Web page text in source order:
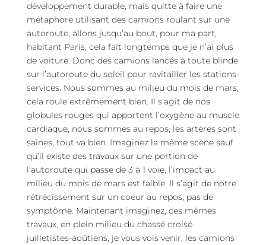
développement durable, mais quitte à faire une
métaphore utilisant des camions roulant sur une
autoroute, allons jusqu’au bout, pour ma part,
habitant Paris, cela fait longtemps que je n’ai plus
de voiture. Donc des camions lancés à toute blinde
sur l’autoroute du soleil pour ravitailler les stations-
services. Nous sommes au milieu du mois de mars,
cela roule extrêmement bien. Il s’agit de nos
globules rouges qui apportent l’oxygène au muscle
cardiaque, nous sommes au repos, les artères sont
saines, tout va bien. Imaginez la même scène sauf
qu’il existe des travaux sur une portion de
l’autoroute qui passe de 3 à 1 voie, l’impact au
milieu du mois de mars est faible. Il s’agit de notre
rétrécissement sur un coeur au repos, pas de
symptôme. Maintenant imaginez, ces mêmes
travaux, en plein milieu du chassé croisé
juilletistes-aoûtiens, je vous vois venir, les camions